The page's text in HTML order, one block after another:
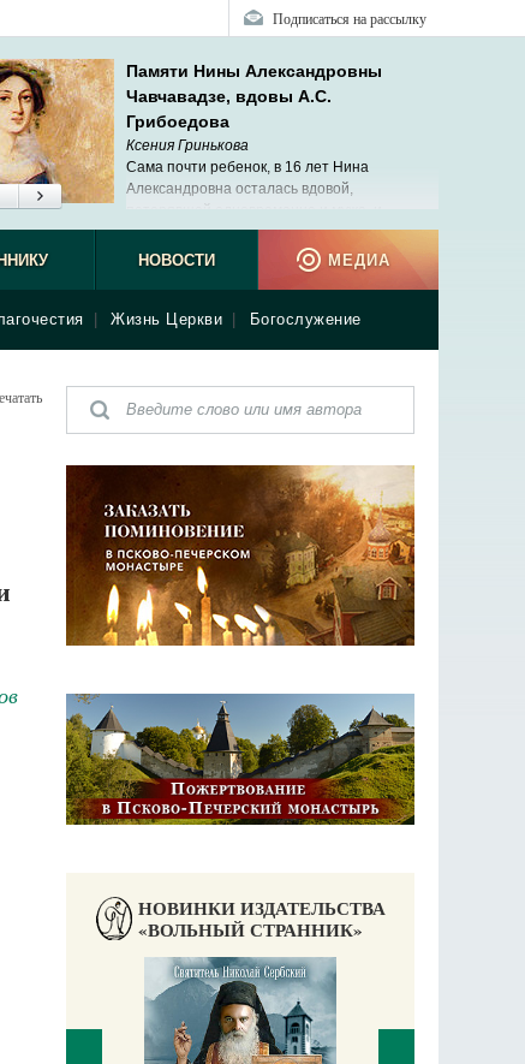
Подписаться на рассылку
Памяти Нины Александровны
Чавчавадзе, вдовы А.С.
Грибоедова
Ксения Гринькова
Сама почти ребенок, в 16 лет Нина
Александровна осталась вдовой,
ребенка.
Жизнь Церкви Богослужение
НОВОСТИ МЕДИА
НОВИНКИ ИЗДАТЕЛЬСТВА
«ВОЛЬНЫЙ СТРАННИК»